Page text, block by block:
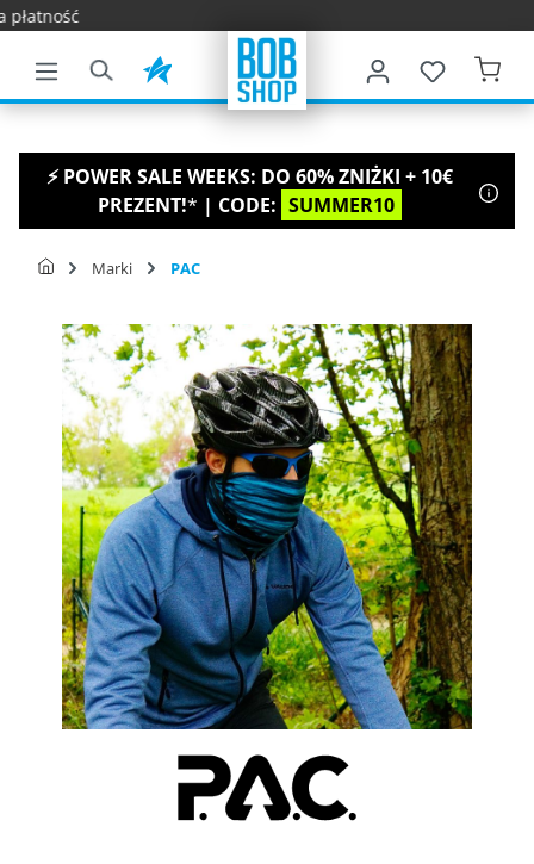
zawartości
⚡ POWER SALE WEEKS: DO 60% ZNIŻKI + 10€
PREZENT!* | CODE: SUMMER10
Marki PAC